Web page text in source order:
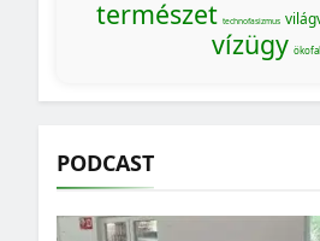
természet technofasizmus
vízügy
PODCAST